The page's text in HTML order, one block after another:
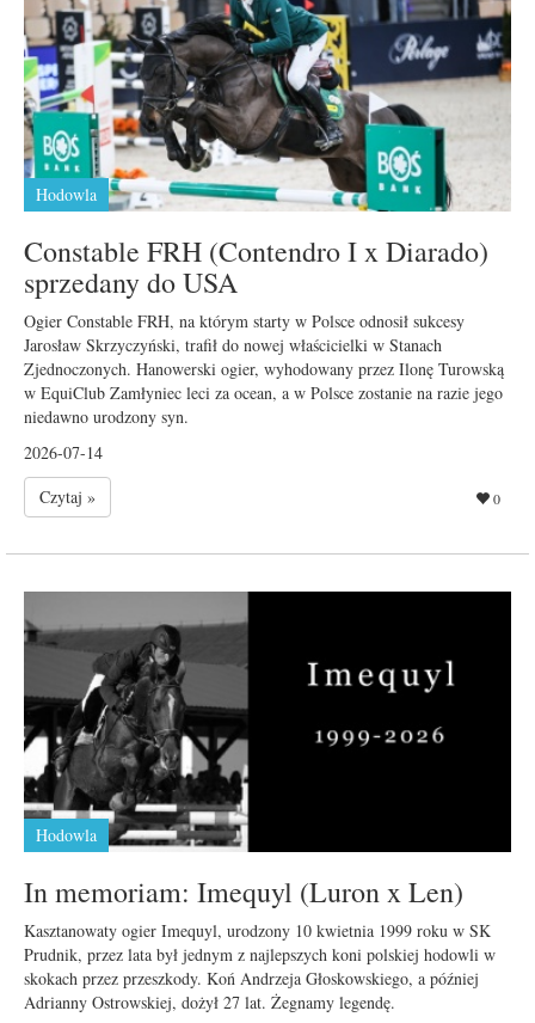
Hodowla
Constable FRH (Contendro I x Diarado)
sprzedany do USA
Ogier Constable FRH, na którym starty w Polsce odnosił sukcesy
Jarosław Skrzyczyński, trafił do nowej właścicielki w Stanach
Zjednoczonych. Hanowerski ogier, wyhodowany przez Ilonę Turowską
w EquiClub Zamłyniec leci za ocean, a w Polsce zostanie na razie jego
niedawno urodzony syn.
2026-07-14
Czytaj »
0
Hodowla
In memoriam: Imequyl (Luron x Len)
Kasztanowaty ogier Imequyl, urodzony 10 kwietnia 1999 roku w SK
Prudnik, przez lata był jednym z najlepszych koni polskiej hodowli w
skokach przez przeszkody. Koń Andrzeja Głoskowskiego, a później
Adrianny Ostrowskiej, dożył 27 lat. Żegnamy legendę.